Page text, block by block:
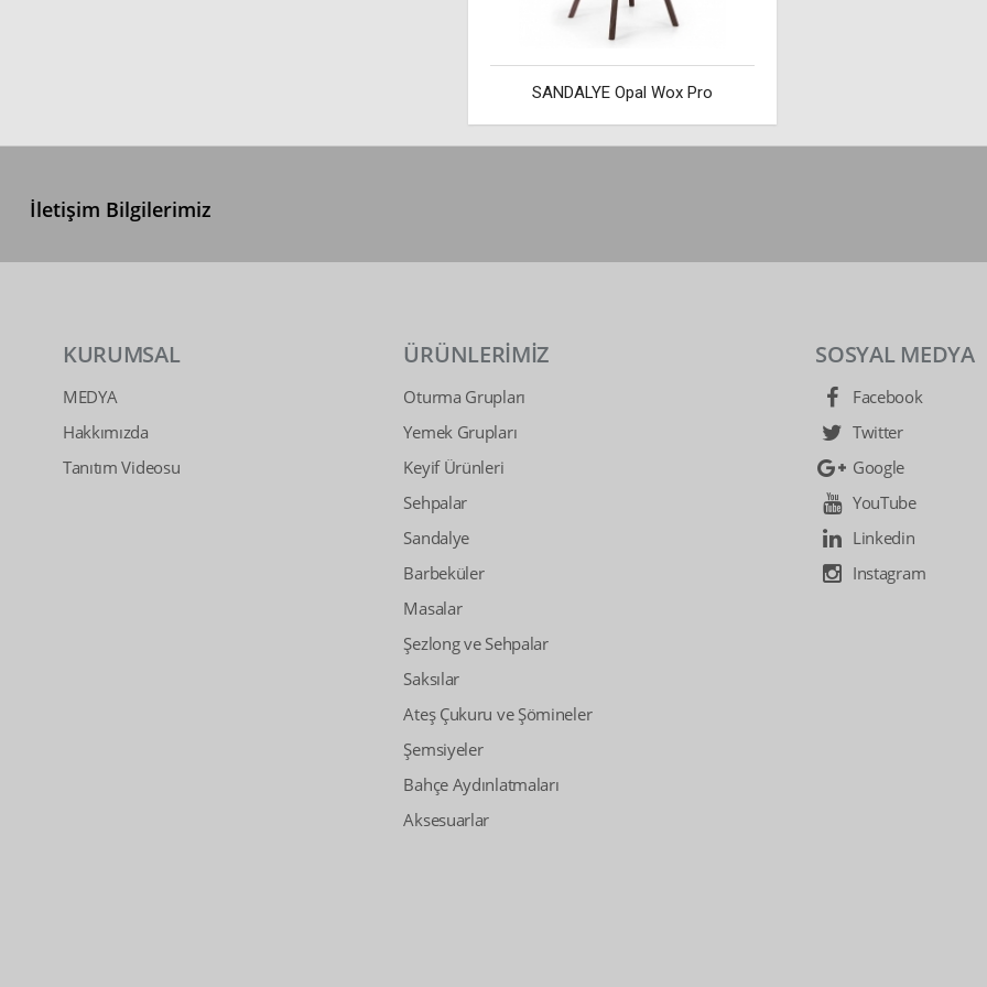
SANDALYE Opal Wox Pro
İletişim Bilgilerimiz
KURUMSAL
MEDYA
Hakkımızda
Tanıtım Videosu
ÜRÜNLERİMİZ
Oturma Grupları
Yemek Grupları
Keyif Ürünleri
Sehpalar
Sandalye
Barbeküler
Masalar
Şezlong ve Sehpalar
Saksılar
Ateş Çukuru ve Şömineler
Şemsiyeler
Bahçe Aydınlatmaları
Aksesuarlar
SOSYAL MEDYA
Facebook
Twitter
Google
YouTube
Linkedin
Instagram